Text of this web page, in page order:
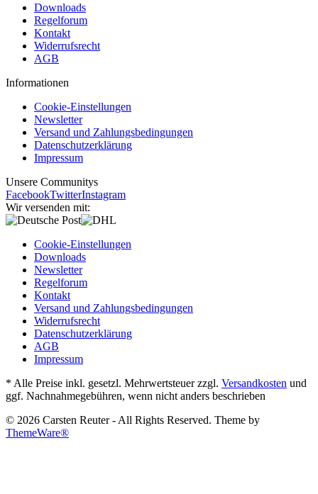
Downloads
Regelforum
Kontakt
Widerrufsrecht
AGB
Informationen
Cookie-Einstellungen
Newsletter
Versand und Zahlungsbedingungen
Datenschutzerklärung
Impressum
Unsere Communitys
FacebookTwitterInstagram
Wir versenden mit:
Cookie-Einstellungen
Downloads
Newsletter
Regelforum
Kontakt
Versand und Zahlungsbedingungen
Widerrufsrecht
Datenschutzerklärung
AGB
Impressum
* Alle Preise inkl. gesetzl. Mehrwertsteuer zzgl. Versandkosten und
ggf. Nachnahmegebühren, wenn nicht anders beschrieben
© 2026 Carsten Reuter - All Rights Reserved. Theme by
ThemeWare®